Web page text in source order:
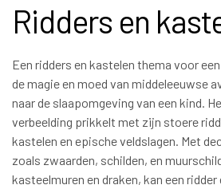
Ridders en
Een ridders en kastelen thema voor
de magie en moed van middeleeuwse
naar de slaapomgeving van een kind.
verbeelding prikkelt met zijn stoere
kastelen en epische veldslagen. Met
zoals zwaarden, schilden, en
kasteelmuren en draken, kan een